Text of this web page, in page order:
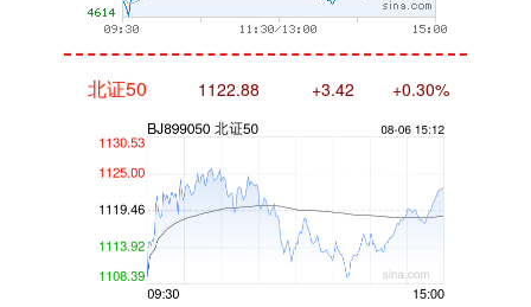
北证50 1122.88 +3.42 +0.30%